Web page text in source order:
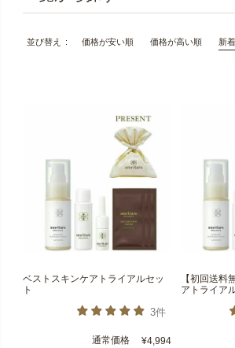
並び替え 価格が安い順 価格が高い順 新
ベストスキンケアトライアルセッ
ト
3件
通常価格 ¥4,994
【初回送料
アトライア